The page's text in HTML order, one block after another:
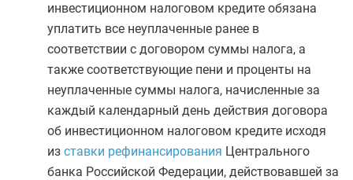
инвестиционном налоговом кредите обязана
уплатить все неуплаченные ранее в
соответствии с договором суммы налога, а
также соответствующие пени и проценты на
неуплаченные суммы налога, начисленные за
каждый календарный день действия договора
об инвестиционном налоговом кредите исходя
из ставки рефинансирования Центрального
банка Российской Федерации, действовавшей за